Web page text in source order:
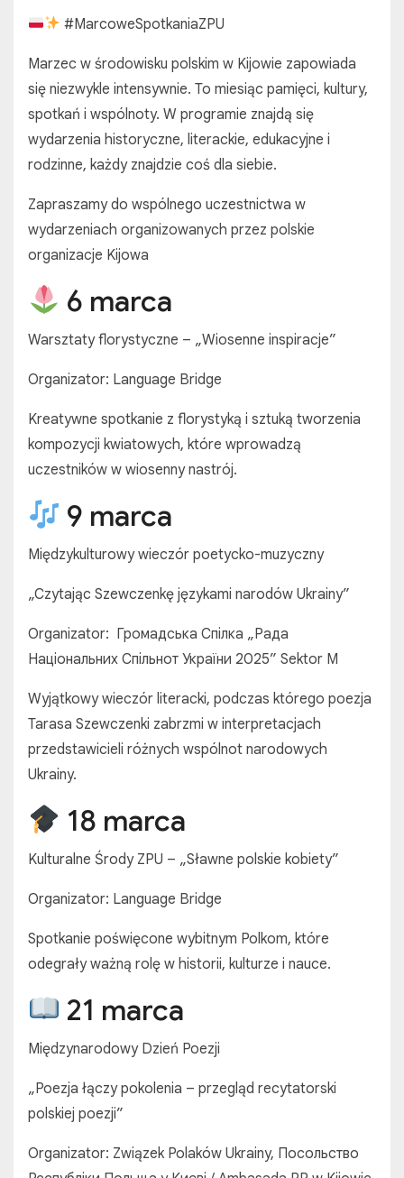
#MarcoweSpotkaniaZPU
Marzec w środowisku polskim w Kijowie zapowiada
się niezwykle intensywnie. To miesiąc pamięci, kultury,
spotkań i wspólnoty. W programie znajdą się
wydarzenia historyczne, literackie, edukacyjne i
rodzinne, każdy znajdzie coś dla siebie.
Zapraszamy do wspólnego uczestnictwa w
wydarzeniach organizowanych przez polskie
organizacje Kijowa
6 marca
Warsztaty florystyczne – „Wiosenne inspiracje”
Organizator: Language Bridge
Kreatywne spotkanie z florystyką i sztuką tworzenia
kompozycji kwiatowych, które wprowadzą
uczestników w wiosenny nastrój.
9 marca
Międzykulturowy wieczór poetycko-muzyczny
„Czytając Szewczenkę językami narodów Ukrainy”
Organizator: Громадська Спілка „Рада
Національних Спільнот України 2025” Sektor M
Wyjątkowy wieczór literacki, podczas którego poezja
Tarasa Szewczenki zabrzmi w interpretacjach
przedstawicieli różnych wspólnot narodowych
Ukrainy.
18 marca
Kulturalne Środy ZPU – „Sławne polskie kobiety”
Organizator: Language Bridge
Spotkanie poświęcone wybitnym Polkom, które
odegrały ważną rolę w historii, kulturze i nauce.
21 marca
Międzynarodowy Dzień Poezji
„Poezja łączy pokolenia – przegląd recytatorski
polskiej poezji”
Organizator: Związek Polaków Ukrainy, Посольство